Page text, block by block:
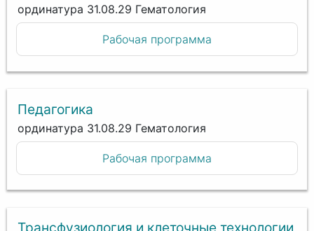
ординатура 31.08.29 Гематология
Рабочая программа
Педагогика
ординатура 31.08.29 Гематология
Рабочая программа
Трансфузиология и клеточные технологии